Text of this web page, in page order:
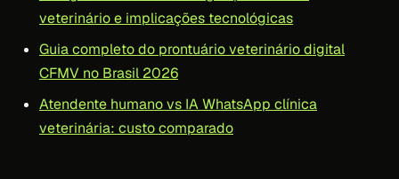
veterinário e implicações tecnológicas
Guia completo do prontuário veterinário digital
CFMV no Brasil 2026
Atendente humano vs IA WhatsApp clínica
veterinária: custo comparado